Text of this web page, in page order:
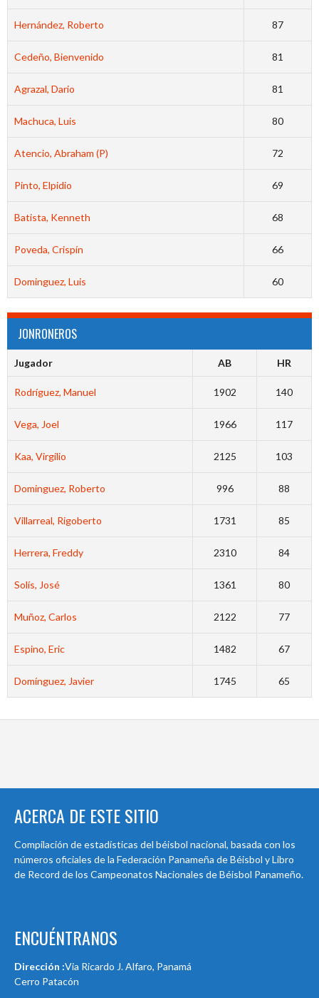
Hernández, Roberto 87
Cedeño, Bienvenido 81
Agrazal, Dario 81
Machuca, Luis 80
Atencio, Abraham (P) 72
Pinto, Elpidio 69
Batista, Kenneth 68
Poveda, Crispín 66
Dominguez, Luis 60
JONRONEROS
Jugador AB HR
Rodríguez, Manuel 1902 140
Vega, Joel 1966 117
Kaa, Virgilio 2125 103
Dominguez, Roberto 996 88
Villarreal, Rigoberto 1731 85
Herrera, Freddy 2310 84
Solís, José 1361 80
Muñoz, Carlos 2122 77
Espino, Eric 1482 67
Domínguez, Javier 1745 65
ACERCA DE ESTE SITIO
Compilación de estadísticas del béisbol nacional, basada con los
números oficiales de la Federación Panameña de Béisbol y Libro
de Record de los Campeonatos Nacionales de Béisbol Panameño.
ENCUÉNTRANOS
Dirección :Via Ricardo J. Alfaro, Panamá
Cerro Patacón